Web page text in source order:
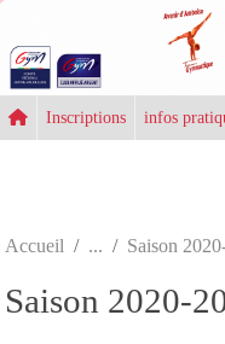
Inscriptions infos
Accueil Saison
Saison 2020-
Panneau de gestion des